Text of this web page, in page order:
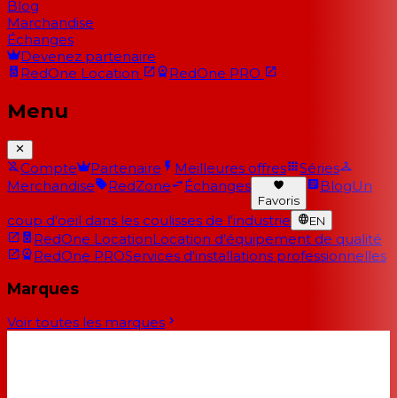
Blog
Marchandise
Échanges
Devenez partenaire
RedOne Location RedOne PRO
Menu
Compte Partenaire Meilleures offres
Séries
Merchandise
RedZone Échanges
Favoris
BlogUn
coup d'oeil dans les coulisses de l'industrie EN
RedOne LocationLocation d'équipement de qualité
RedOne PROServices d'installations professionnelles
Marques
Voir toutes les marques